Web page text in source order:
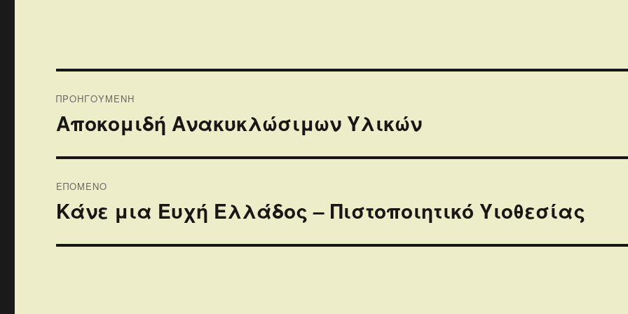
άρθρων
ΠΡΟΗΓΟΎΜΕΝΗ
Προηγούμενο
Αποκομιδή Ανακυκλώσιμων Υλικών
ΕΠΌΜΕΝΟ
Επόμενο
Κάνε μια Ευχή Ελλάδος – Πιστοποιητικό Υιοθεσίας